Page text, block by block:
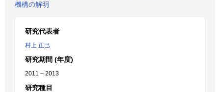
機構の解明
研究代表者
村上 正巳
研究期間 (年度)
2011 – 2013
研究種目